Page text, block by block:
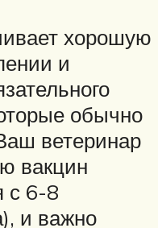
хорошую
и
обычно
ветеринар
вакцин
с 6-8
и важно